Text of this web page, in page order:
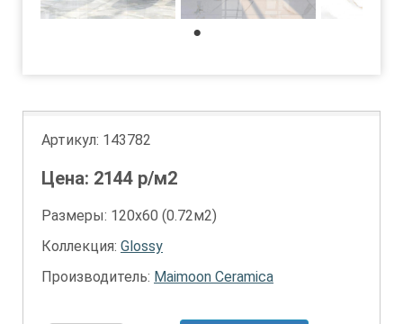
Артикул: 143782
Цена: 2144 р/м2
Размеры: 120х60 (0.72м2)
Коллекция: Glossy
Производитель: Maimoon Ceramica